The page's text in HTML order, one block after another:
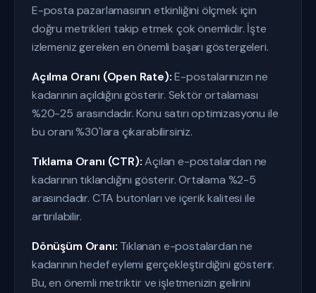
E-posta pazarlamasının etkinliğini ölçmek için
doğru metrikleri takip etmek çok önemlidir. İşte
izlemeniz gereken en önemli başarı göstergeleri.
Açılma Oranı (Open Rate):E-postalarınızın ne
kadarının açıldığını gösterir. Sektör ortalaması
%20-25 arasındadır. Konu satırı optimizasyonu ile
bu oranı %30'lara çıkarabilirsiniz.
Tıklama Oranı (CTR):Açılan e-postalardan ne
kadarının tıklandığını gösterir. Ortalama %2-5
arasındadır. CTA butonları ve içerik kalitesi ile
artırılabilir.
Dönüşüm Oranı: Tıklanan e-postalardan ne
kadarının hedef eylemi gerçekleştirdiğini gösterir.
Bu, en önemli metriktir ve işletmenizin gelirini